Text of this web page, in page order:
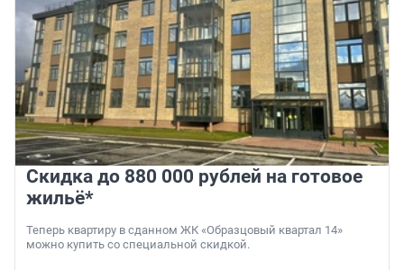
Скидка до 880 000 рублей на готовое
жильё*
Теперь квартиру в сданном ЖК «Образцовый квартал 14»
можно купить со специальной скидкой.